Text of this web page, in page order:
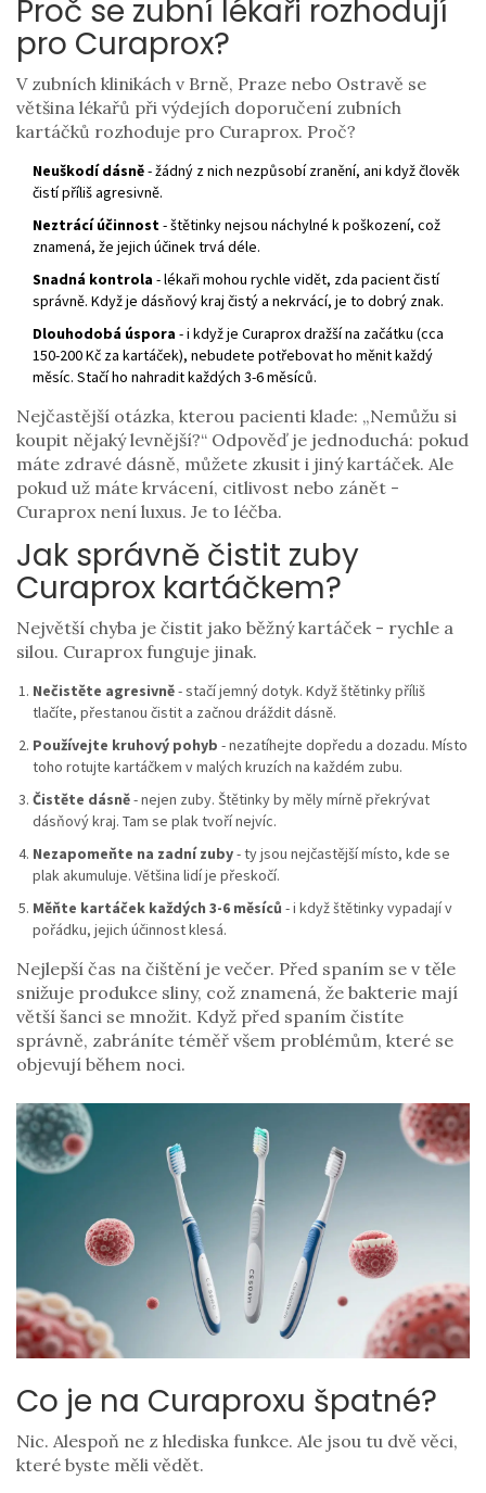
Proč se zubní lékaři rozhodují
pro Curaprox?
V zubních klinikách v Brně, Praze nebo Ostravě se
většina lékařů při výdejích doporučení zubních
kartáčků rozhoduje pro Curaprox. Proč?
Neuškodí dásně- žádný z nich nezpůsobí zranění, ani když člověk
čistí příliš agresivně.
Neztrácí účinnost- štětinky nejsou náchylné k poškození, což
znamená, že jejich účinek trvá déle.
Snadná kontrola - lékaři mohou rychle vidět, zda pacient čistí
správně. Když je dásňový kraj čistý a nekrvácí, je to dobrý znak.
Dlouhodobá úspora - i když je Curaprox dražší na začátku (cca
150-200 Kč za kartáček), nebudete potřebovat ho měnit každý
měsíc. Stačí ho nahradit každých 3-6 měsíců.
Nejčastější otázka, kterou pacienti klade: „Nemůžu si
koupit nějaký levnější?“ Odpověď je jednoduchá: pokud
máte zdravé dásně, můžete zkusit i jiný kartáček. Ale
pokud už máte krvácení, citlivost nebo zánět -
Curaprox není luxus. Je to léčba.
Jak správně čistit zuby
Curaprox kartáčkem?
Největší chyba je čistit jako běžný kartáček - rychle a
silou. Curaprox funguje jinak.
Nečistěte agresivně- stačí jemný dotyk. Když štětinky příliš
tlačíte, přestanou čistit a začnou dráždit dásně.
Používejte kruhový pohyb - nezatíhejte dopředu a dozadu. Místo
toho rotujte kartáčkem v malých kruzích na každém zubu.
Čistěte dásně- nejen zuby. Štětinky by měly mírně překrývat
dásňový kraj. Tam se plak tvoří nejvíc.
Nezapomeňte na zadní zuby- ty jsou nejčastější místo, kde se
plak akumuluje. Většina lidí je přeskočí.
Měňte kartáček každých 3-6 měsíců - i když štětinky vypadají v
pořádku, jejich účinnost klesá.
Nejlepší čas na čištění je večer. Před spaním se v těle
snižuje produkce sliny, což znamená, že bakterie mají
větší šanci se množit. Když před spaním čistíte
správně, zabráníte téměř všem problémům, které se
objevují během noci.
Co je na Curaproxu špatné?
Nic. Alespoň ne z hlediska funkce. Ale jsou tu dvě věci,
které byste měli vědět.